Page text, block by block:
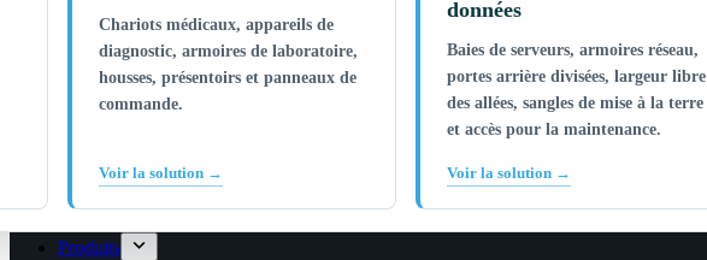
Chariots médicaux, appareils de
diagnostic, armoires de laboratoire,
housses, présentoirs et panneaux de
commande.
Voir la solution →
données
Baies de serveurs, armoires réseau,
portes arrière divisées, largeur libre
des allées, sangles de mise à la terre
et accès pour la maintenance.
Voir la solution →
Produits